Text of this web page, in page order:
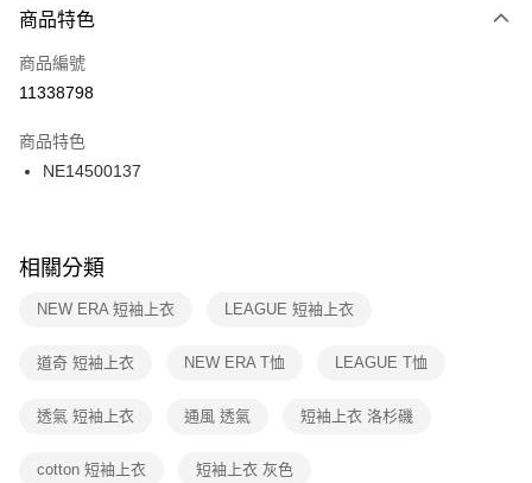
３．安心：先確認商品／服務後，再付款。
【「AFTEE先享後付」結帳流程】
１．於結帳方式選擇「AFTEE先享後付」後，將跳轉至「AFTEE先享後付」
２．訂單成立數日內，您將收到繳費通知簡訊。
３．收到繳費通知簡訊後14天內，點擊此簡訊中的連結，可透過四大超商／
ATM／網路銀行／等多元方式進行付款，方視為交易完成。
※ 交易是否成功請以「AFTEE先享後付 」之結帳頁面顯示為準，若有關於
是否繳費成功／繳費後需取消欲退款等相關疑問，請聯繫「AFTEE先享後付
客戶支援中心」https://netprotections.freshdesk.com/support/home
１．透過由恩沛科技股份有限公司提供之「AFTEE先享後付」服務完成之交
權轉讓予恩沛科技股份有限公司。
３．未成年的使用者請事先徵得法定代理人或監護人之同意方可使用
每筆NT$100，滿NT$1,500(含以上)免運費
宅配
每筆NT$100，滿NT$1,500(含以上)免運費
付款後門市自取
每筆NT$100，滿NT$1,500(含以上)免運費
商品特色
商品編號
11338798
商品特色
NE14500137
相關分類
NEW ERA 短袖上衣 LEAGUE 短袖上衣
道奇 短袖上衣 NEW ERA T恤 LEAGUE T恤
透氣 短袖上衣 通風 透氣 短袖上衣 洛杉磯
cotton 短袖上衣 短袖上衣 灰色